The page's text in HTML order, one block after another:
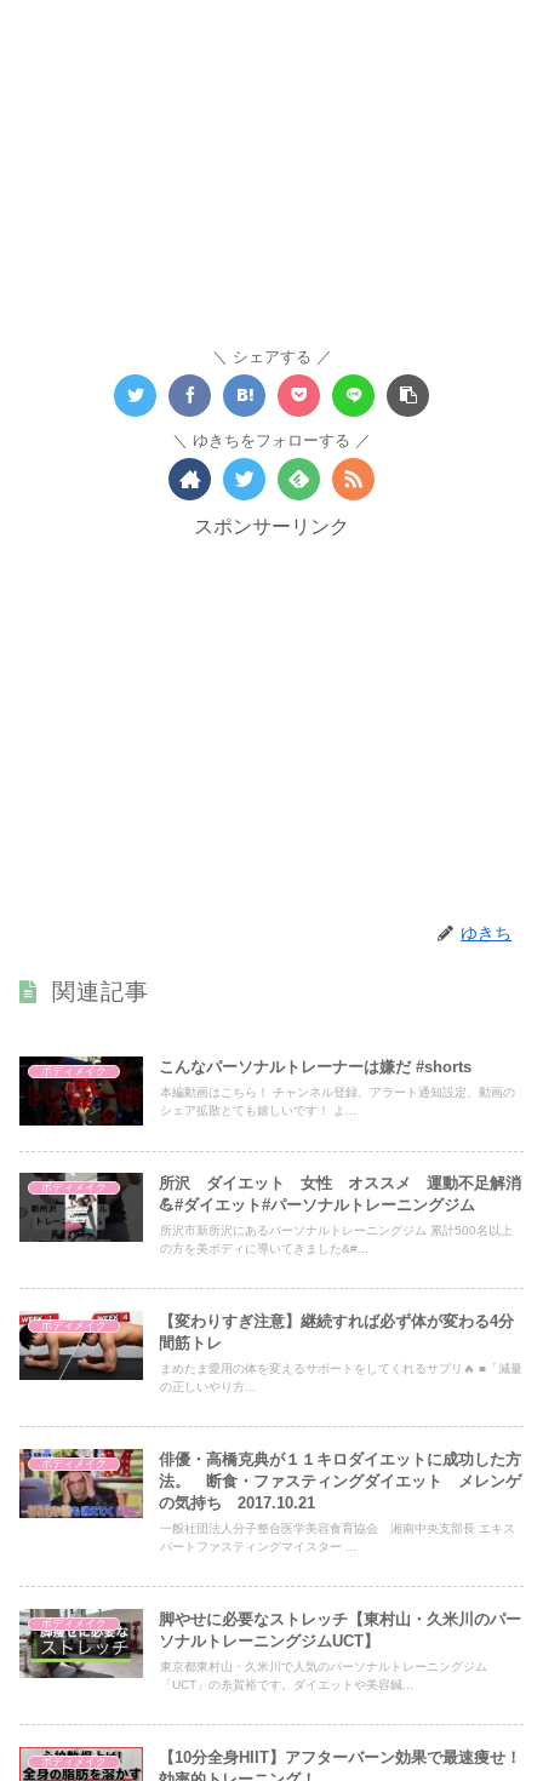
シェアする
ゆきちをフォローする
スポンサーリンク
ゆきち
関連記事
ボディメイク こんなパーソナルトレーナーは嫌だ #shorts
本編動画はこちら！ チャンネル登録、アラート通知設定、動画の
シェア拡散とても嬉しいです！ よ...
ボディメイク
所沢 ダイエット 女性 オススメ 運動不足解消
💪#ダイエット#パーソナルトレーニングジム
所沢市新所沢にあるパーソナルトレーニングジム 累計500名以上
の方を美ボディに導いてきました&#...
ボディメイク
【変わりすぎ注意】継続すれば必ず体が変わる4分
間筋トレ
まめたま愛用の体を変えるサポートをしてくれるサプリ🔥 ■「減量
の正しいやり方...
ボディメイク
俳優・高橋克典が１１キロダイエットに成功した方
法。 断食・ファスティングダイエット メレンゲ
の気持ち 2017.10.21
一般社団法人分子整合医学美容食育協会 湘南中央支部長 エキス
パートファスティングマイスター ...
ボディメイク
脚やせに必要なストレッチ【東村山・久米川のパー
ソナルトレーニングジムUCT】
東京都東村山・久米川で人気のパーソナルトレーニングジム
「UCT」の糸賀裕です。ダイエットや美容鍼...
ボディメイク
【10分全身HIIT】アフターバーン効果で最速痩せ！